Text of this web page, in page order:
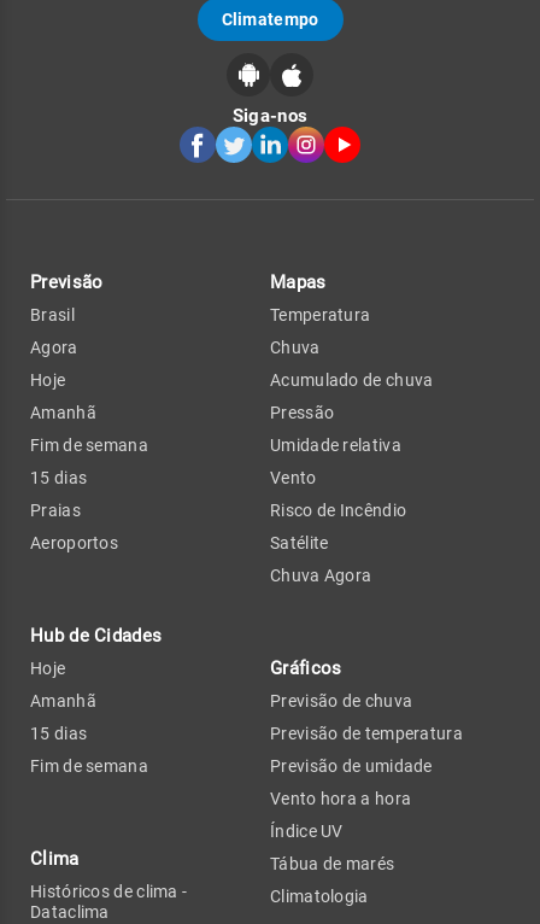
Climatempo
Siga-nos
Previsão
Brasil
Agora
Hoje
Amanhã
Fim de semana
15 dias
Praias
Aeroportos
Hub de Cidades
Hoje
Amanhã
15 dias
Fim de semana
Clima
Históricos de clima -
Dataclima
Mapas
Temperatura
Chuva
Acumulado de chuva
Pressão
Umidade relativa
Vento
Risco de Incêndio
Satélite
Chuva Agora
Gráficos
Previsão de chuva
Previsão de temperatura
Previsão de umidade
Vento hora a hora
Índice UV
Tábua de marés
Climatologia